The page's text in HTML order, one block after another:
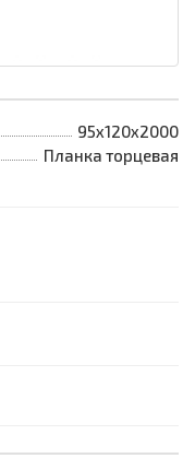
95х120х2000
Планка торцевая